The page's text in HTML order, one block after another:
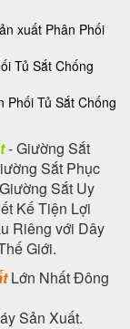
xuất Phân Phối
Tủ Sắt Chống
Phối Tủ Sắt Chống
- Giường Sắt
Sắt Phục
Sắt Uy
Kế Tiện Lợi
Riêng với Dây
Giới.
Lớn Nhất Đông
Sản Xuất.